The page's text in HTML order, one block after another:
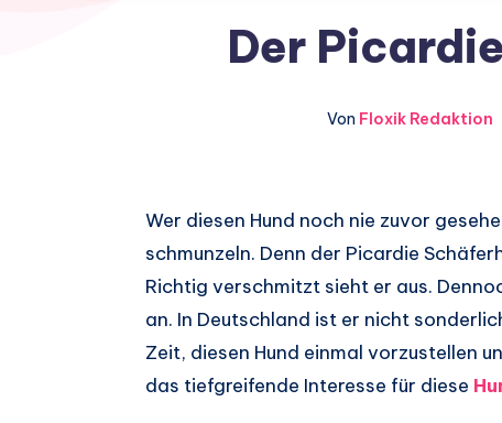
Der
Von Floxik Redaktion
Facebook
Twitter
teilen.
Pinterest
Wer diesen Hund noch nie zuvor
schmunzeln. Denn der Picardie
Richtig verschmitzt sieht er aus.
an. In Deutschland ist er nicht
Zeit, diesen Hund einmal vorzustellen
das tiefgreifende Interesse für diese